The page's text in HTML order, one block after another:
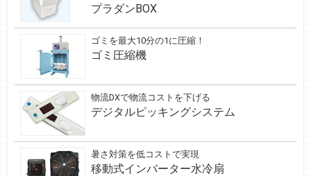
プラダンBOX
ゴミを最大10分の1に圧縮！
ゴミ圧縮機
物流DXで物流コストを下げる
デジタルピッキングシステム
暑さ対策を低コストで実現
移動式インバーター水冷扇